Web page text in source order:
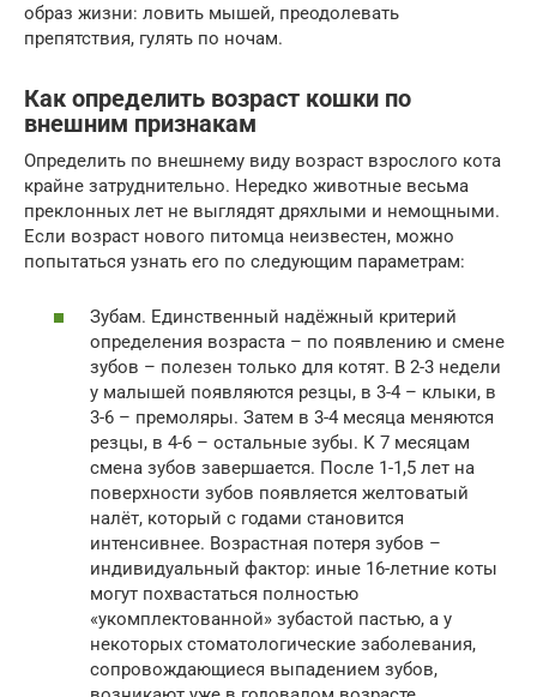
образ жизни: ловить мышей, преодолевать
препятствия, гулять по ночам.
Как определить возраст кошки по
внешним признакам
Определить по внешнему виду возраст взрослого кота
крайне затруднительно. Нередко животные весьма
преклонных лет не выглядят дряхлыми и немощными.
Если возраст нового питомца неизвестен, можно
попытаться узнать его по следующим параметрам:
Зубам. Единственный надёжный критерий
определения возраста – по появлению и смене
зубов – полезен только для котят. В 2-3 недели
у малышей появляются резцы, в 3-4 – клыки, в
3-6 – премоляры. Затем в 3-4 месяца меняются
резцы, в 4-6 – остальные зубы. К 7 месяцам
смена зубов завершается. После 1-1,5 лет на
поверхности зубов появляется желтоватый
налёт, который с годами становится
интенсивнее. Возрастная потеря зубов –
индивидуальный фактор: иные 16-летние коты
могут похвастаться полностью
«укомплектованной» зубастой пастью, а у
некоторых стоматологические заболевания,
сопровождающиеся выпадением зубов,